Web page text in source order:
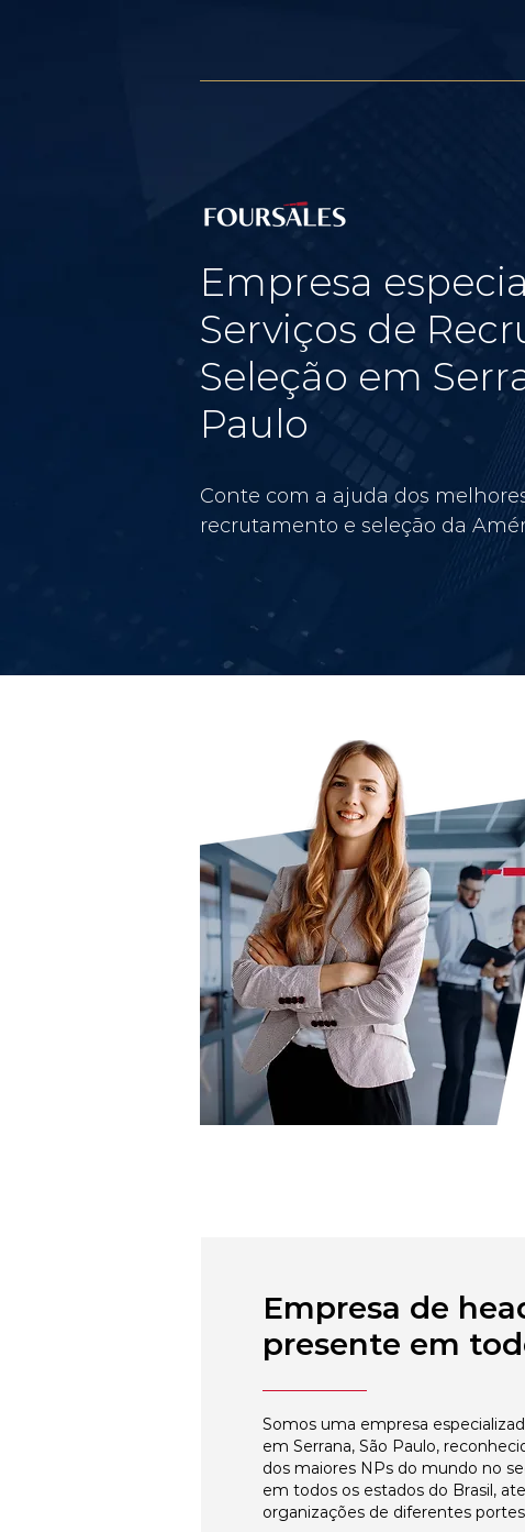
Empresa
Serviços de
Seleção em
Paulo
Conte com a ajuda dos
recrutamento e seleção da
Empresa de
presente em
Somos uma empresa
em Serrana, São Paulo,
dos maiores NPs do mundo no
em todos os estados do Brasil,
organizações de diferentes